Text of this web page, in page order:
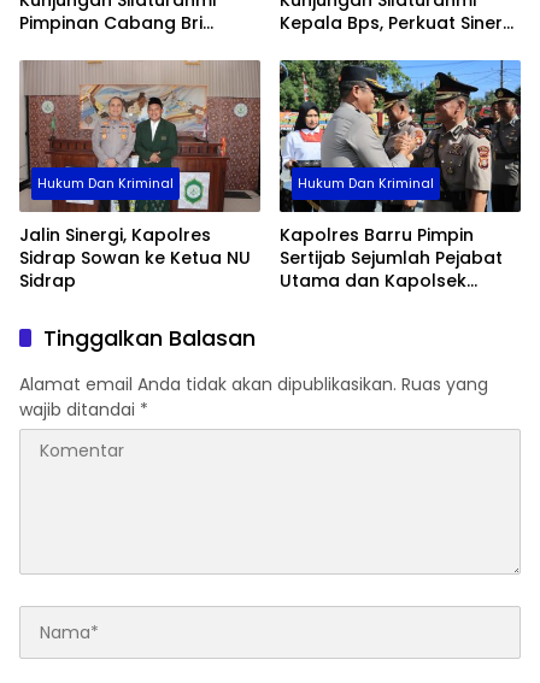
Pimpinan Cabang Bri
Kepala Bps, Perkuat Sinergi
Hukum Dan Kriminal
Jalin Sinergi, Kapolres
Sidrap Sowan ke Ketua NU
Sidrap
Hukum Dan Kriminal
Kapolres Barru Pimpin
Sertijab Sejumlah Pejabat
Utama dan Kapolsek
Tinggalkan Balasan
Alamat email Anda tidak akan dipublikasikan. Ruas yang
wajib ditandai *